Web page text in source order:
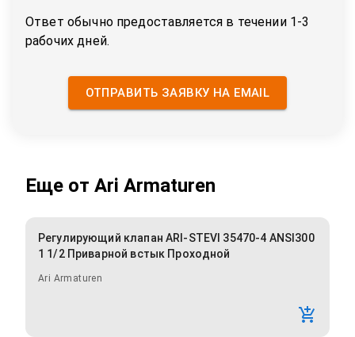
Ответ обычно предоставляется в течении 1-3
рабочих дней.
ОТПРАВИТЬ ЗАЯВКУ НА EMAIL
Еще от Ari Armaturen
Регулирующий клапан ARI-STEVI 35470-4 ANSI300
1 1/2 Приварной встык Проходной
Ari Armaturen